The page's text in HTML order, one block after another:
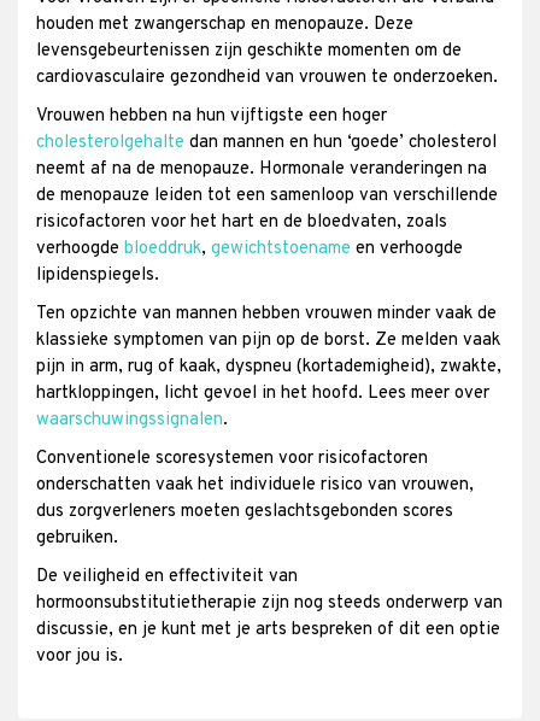
houden met zwangerschap en menopauze. Deze
levensgebeurtenissen zijn geschikte momenten om de
cardiovasculaire gezondheid van vrouwen te onderzoeken.
Vrouwen hebben na hun vijftigste een hoger
cholesterolgehalte dan mannen en hun ‘goede’ cholesterol
neemt af na de menopauze. Hormonale veranderingen na
de menopauze leiden tot een samenloop van verschillende
risicofactoren voor het hart en de bloedvaten, zoals
verhoogde bloeddruk, gewichtstoename en verhoogde
lipidenspiegels.
Ten opzichte van mannen hebben vrouwen minder vaak de
klassieke symptomen van pijn op de borst. Ze melden vaak
pijn in arm, rug of kaak, dyspneu (kortademigheid), zwakte,
hartkloppingen, licht gevoel in het hoofd. Lees meer over
waarschuwingssignalen.
Conventionele scoresystemen voor risicofactoren
onderschatten vaak het individuele risico van vrouwen,
dus zorgverleners moeten geslachtsgebonden scores
gebruiken.
De veiligheid en effectiviteit van
hormoonsubstitutietherapie zijn nog steeds onderwerp van
discussie, en je kunt met je arts bespreken of dit een optie
voor jou is.